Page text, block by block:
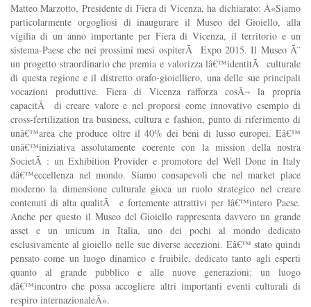
Matteo Marzotto, Presidente di Fiera di Vicenza, ha dichiarato: Â«Siamo
particolarmente orgogliosi di inaugurare il Museo del Gioiello, alla
vigilia di un anno importante per Fiera di Vicenza, il territorio e un
sistema-Paese che nei prossimi mesi ospiterÃ Expo 2015. Il Museo Ã¨
un progetto straordinario che premia e valorizza lâ€™identitÃ culturale
di questa regione e il distretto orafo-gioielliero, una delle sue principali
vocazioni produttive. Fiera di Vicenza rafforza cosÃ¬ la propria
capacitÃ di creare valore e nel proporsi come innovativo esempio di
cross-fertilization tra business, cultura e fashion, punto di riferimento di
unâ€™area che produce oltre il 40% dei beni di lusso europei. Eâ€™
unâ€™iniziativa assolutamente coerente con la mission della nostra
SocietÃ : un Exhibition Provider e promotore del Well Done in Italy
dâ€™eccellenza nel mondo. Siamo consapevoli che nel market place
moderno la dimensione culturale gioca un ruolo strategico nel creare
contenuti di alta qualitÃ e fortemente attrattivi per lâ€™intero Paese.
Anche per questo il Museo del Gioiello rappresenta davvero un grande
asset e un unicum in Italia, uno dei pochi al mondo dedicato
esclusivamente al gioiello nelle sue diverse accezioni. Eâ€™ stato quindi
pensato come un luogo dinamico e fruibile, dedicato tanto agli esperti
quanto al grande pubblico e alle nuove generazioni: un luogo
dâ€™incontro che possa accogliere altri importanti eventi culturali di
respiro internazionaleÂ».